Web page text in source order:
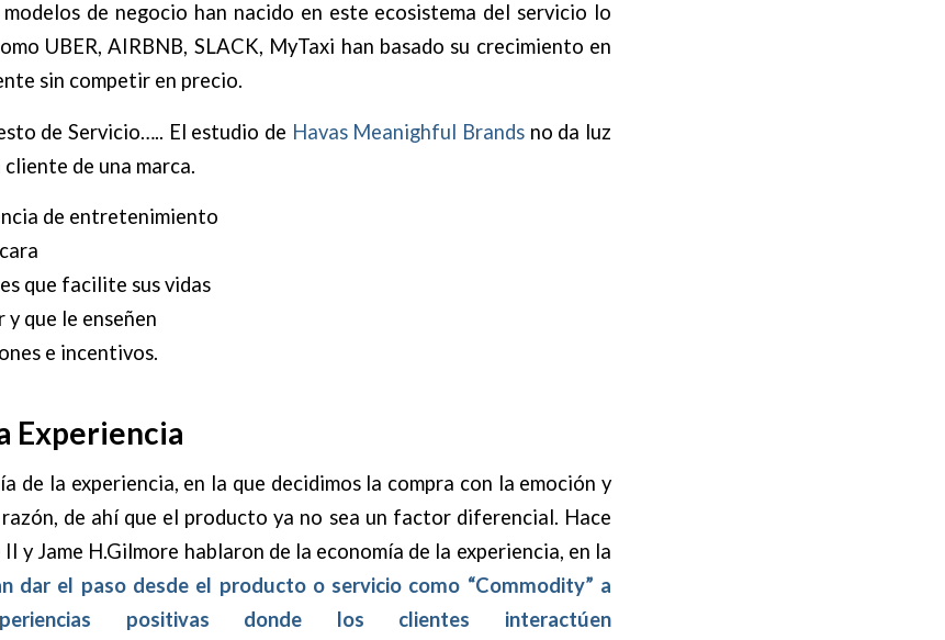
de negocio han nacido en este ecosistema del servicio lo
UBER, AIRBNB, SLACK, MyTaxi han basado su crecimiento en
sin competir en precio.
de Servicio….. El estudio de Havas Meanighful Brands no da luz
de una marca.
de entretenimiento
que facilite sus vidas
y que le enseñen
e incentivos.
Experiencia
de la experiencia, en la que decidimos la compra con la emoción y
de ahí que el producto ya no sea un factor diferencial. Hace
II y Jame H.Gilmore hablaron de la economía de la experiencia, en la
dar el paso desde el producto o servicio como “Commodity” a
positivas donde los clientes interactúen